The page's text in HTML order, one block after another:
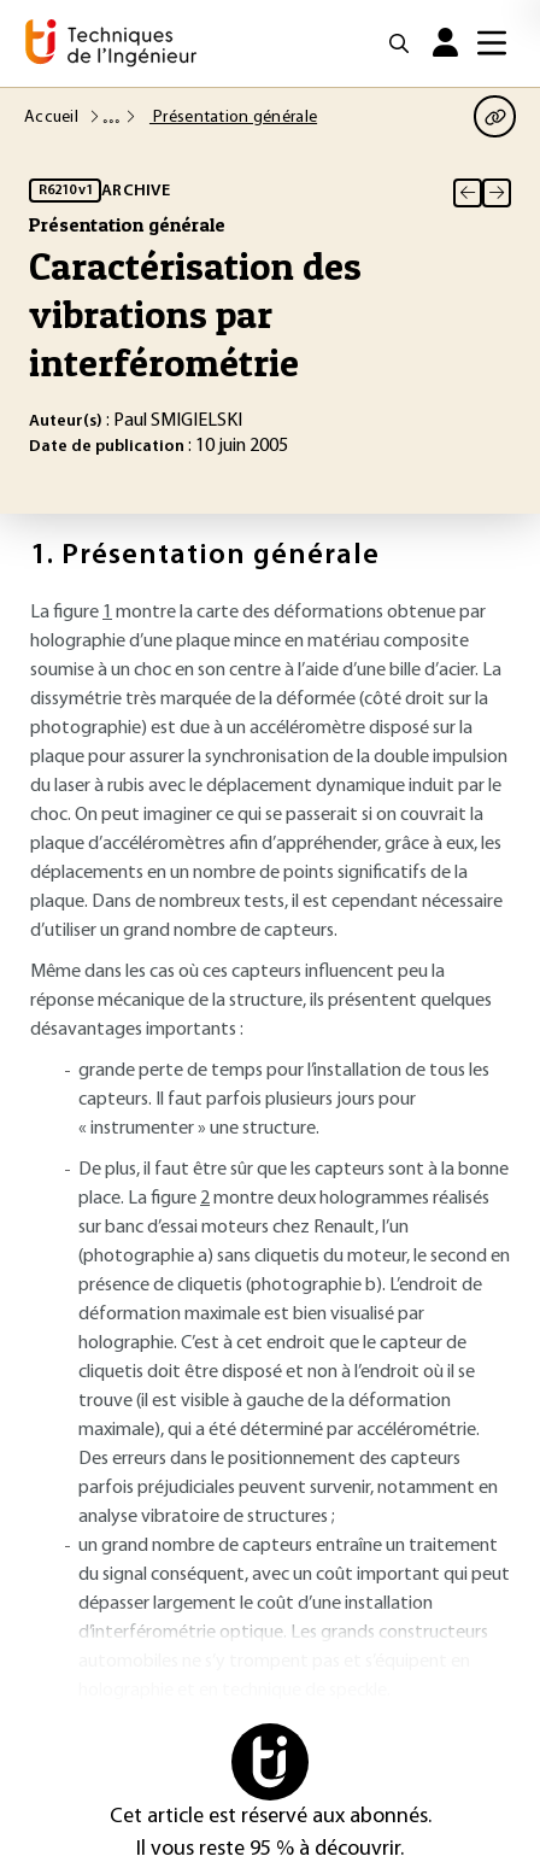
Accueil Présentation générale
R6210 v1 ARCHIVE
Présentation générale
Caractérisation des
vibrations par
interférométrie
Auteur(s) : Paul SMIGIELSKI
Date de publication : 10 juin 2005
1. Présentation générale
La figure 1 montre la carte des déformations obtenue par
holographie d’une plaque mince en matériau composite
soumise à un choc en son centre à l’aide d’une bille d’acier. La
dissymétrie très marquée de la déformée (côté droit sur la
photographie) est due à un accéléromètre disposé sur la
plaque pour assurer la synchronisation de la double impulsion
du laser à rubis avec le déplacement dynamique induit par le
choc. On peut imaginer ce qui se passerait si on couvrait la
plaque d’accéléromètres afin d’appréhender, grâce à eux, les
déplacements en un nombre de points significatifs de la
plaque. Dans de nombreux tests, il est cependant nécessaire
d’utiliser un grand nombre de capteurs.
Même dans les cas où ces capteurs influencent peu la
réponse mécanique de la structure, ils présentent quelques
désavantages importants :
grande perte de temps pour l’installation de tous les
capteurs. Il faut parfois plusieurs jours pour
« instrumenter » une structure.
De plus, il faut être sûr que les capteurs sont à la bonne
place. La figure 2montre deux hologrammes réalisés
sur banc d’essai moteurs chez Renault, l’un
(photographie a) sans cliquetis du moteur, le second en
présence de cliquetis (photographie b). L’endroit de
déformation maximale est bien visualisé par
holographie. C’est à cet endroit que le capteur de
cliquetis doit être disposé et non à l’endroit où il se
trouve (il est visible à gauche de la déformation
maximale), qui a été déterminé par accélérométrie.
Des erreurs dans le positionnement des capteurs
parfois préjudiciales peuvent survenir, notamment en
analyse vibratoire de structures ;
un grand nombre de capteurs entraîne un traitement
du signal conséquent, avec un coût important qui peut
dépasser largement le coût d’une installation
d’interférométrie optique. Les grands constructeurs
Cet article est réservé aux abonnés.
Il vous reste 95 % à découvrir.